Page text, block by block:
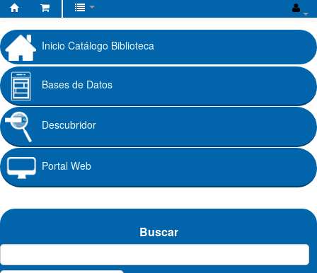
Fundación
Universitaria
Cafam
Inicio Catálogo Biblioteca
Bases de Datos
Descubridor
Portal Web
Buscar